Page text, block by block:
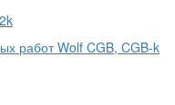
работ Wolf CGB, CGB-k